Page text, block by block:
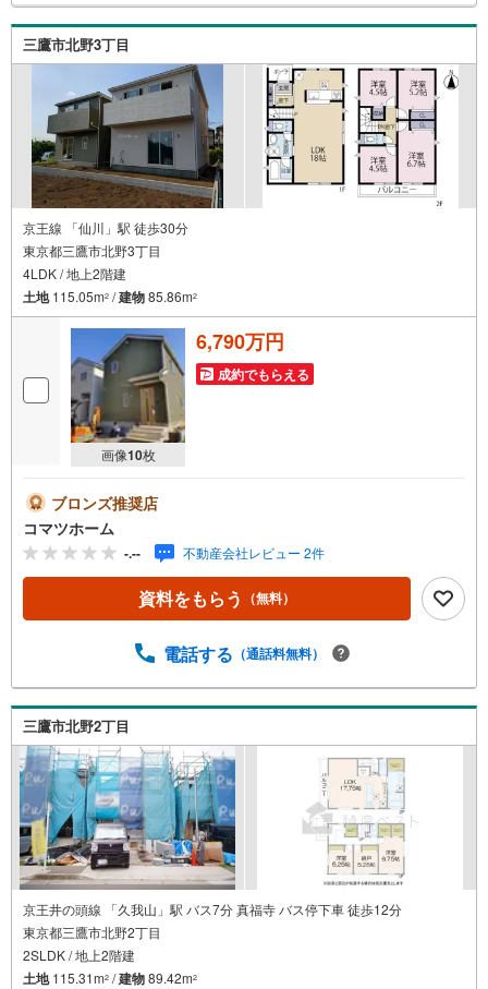
検
索
条
受
け
取
る
・
条
を
マ
保
る
三鷹市北野3丁目
京王線 「仙川」駅 徒歩30分
東京都三鷹市北野3丁目
4LDK / 地上2階建
土地115.05m2 /建物85.86m2
画像10枚
6,790万円
成約でもらえる
ブロンズ推奨店
コマツホーム
-.-- 不動産会社レビュー 2件
資料をもらう （無料）
電話する （通話料無料）
三鷹市北野2丁目
京王井の頭線 「久我山」駅 バス7分 真福寺 バス停下車 徒歩12分
東京都三鷹市北野2丁目
2SLDK / 地上2階建
土地115.31m2 /建物89.42m2